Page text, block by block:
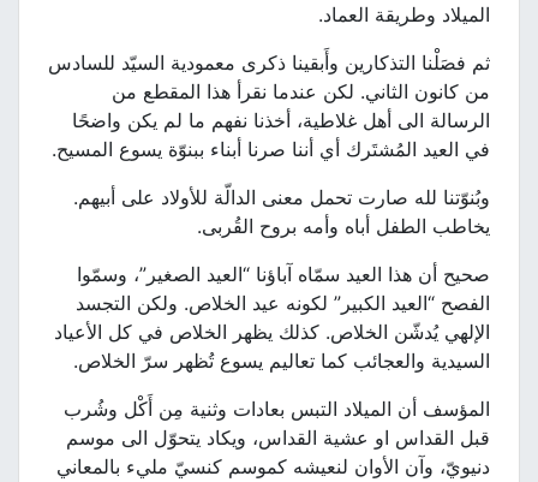
الميلاد وطريقة العماد.
ثم فصَلْنا التذكارين وأَبقينا ذكرى معمودية السيّد للسادس
من كانون الثاني. لكن عندما نقرأ هذا المقطع من
الرسالة الى أهل غلاطية، أخذنا نفهم ما لم يكن واضحًا
في العيد المُشتَرك أي أننا صرنا أبناء ببنوّة يسوع المسيح.
وبُنوّتنا لله صارت تحمل معنى الدالّة للأولاد على أبيهم.
يخاطب الطفل أباه وأمه بروح القُربى.
صحيح أن هذا العيد سمّاه آباؤنا “العيد الصغير”، وسمّوا
الفصح “العيد الكبير” لكونه عيد الخلاص. ولكن التجسد
الإلهي يُدشّن الخلاص. كذلك يظهر الخلاص في كل الأعياد
السيدية والعجائب كما تعاليم يسوع تُظهر سرّ الخلاص.
المؤسف أن الميلاد التبس بعادات وثنية مِن أَكْل وشُرب
قبل القداس او عشية القداس، ويكاد يتحوّل الى موسم
دنيويّ، وآن الأوان لنعيشه كموسم كنسيّ مليء بالمعاني